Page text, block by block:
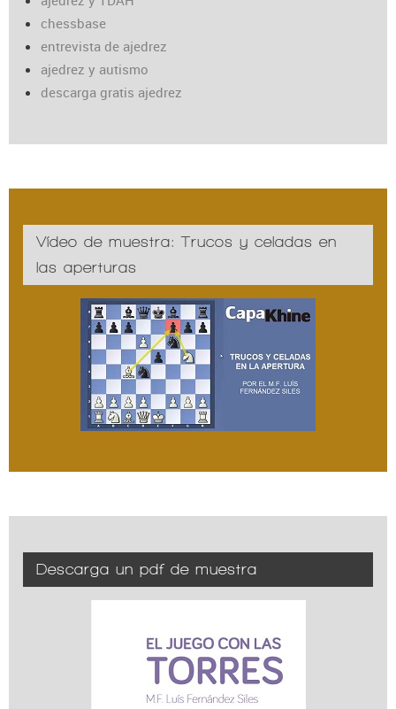
chessbase
entrevista de ajedrez
ajedrez y autismo
descarga gratis ajedrez
Vídeo de muestra: Trucos y celadas en
las aperturas
Descarga un pdf de muestra